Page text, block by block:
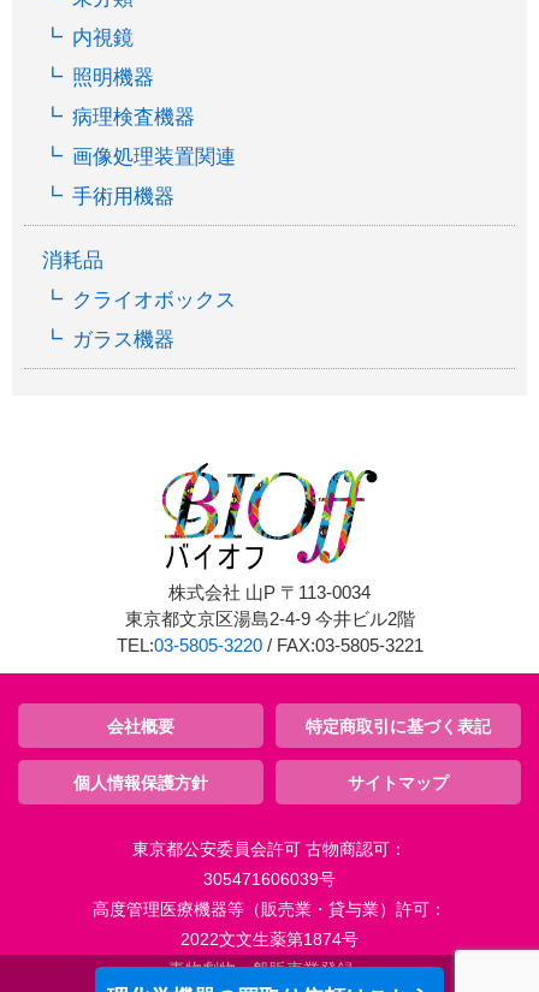
内視鏡
照明機器
病理検査機器
画像処理装置関連
手術用機器
消耗品
クライオボックス
ガラス機器
株式会社 山P 〒113-0034
東京都文京区湯島2-4-9 今井ビル2階
TEL:03-5805-3220/ FAX:03-5805-3221
会社概要 特定商取引に基づく表記
個人情報保護方針 サイトマップ
東京都公安委員会許可 古物商認可：
305471606039号
高度管理医療機器等（販売業・貸与業）許可：
2022文文生薬第1874号
毒物劇物一般販売業登録：